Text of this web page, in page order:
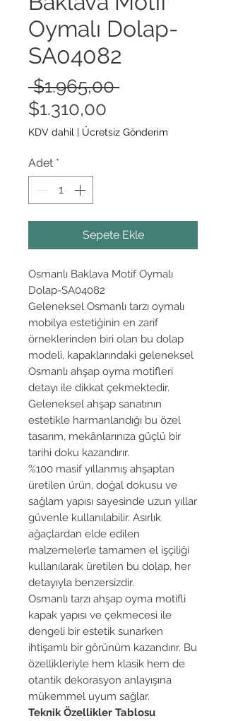
Oymalı Dolap-
SA04082
$1.965,00 Normal
$1.310,00
Fiyat
KDV dahil | Ücretsiz Gönderim
Adet *
Sepete Ekle
Osmanlı Baklava Motif Oymalı
Dolap-SA04082
Geleneksel Osmanlı tarzı oymalı
mobilya estetiğinin en zarif
örneklerinden biri olan bu dolap
modeli, kapaklarındaki geleneksel
Osmanlı ahşap oyma motifleri
detayı ile dikkat çekmektedir.
Geleneksel ahşap sanatının
estetikle harmanlandığı bu özel
tasarım, mekânlarınıza güçlü bir
tarihi doku kazandırır.
%100 masif yıllanmış ahşaptan
üretilen ürün, doğal dokusu ve
sağlam yapısı sayesinde uzun yıllar
güvenle kullanılabilir. Asırlık
ağaçlardan elde edilen
malzemelerle tamamen el işçiliği
kullanılarak üretilen bu dolap, her
detayıyla benzersizdir.
Osmanlı tarzı ahşap oyma motifli
kapak yapısı ve çekmecesi ile
dengeli bir estetik sunarken
ihtişamlı bir görünüm kazandırır. Bu
özellikleriyle hem klasik hem de
otantik dekorasyon anlayışına
mükemmel uyum sağlar.
Teknik Özellikler Tablosu